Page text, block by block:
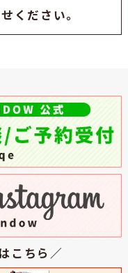
ください。
こちら／